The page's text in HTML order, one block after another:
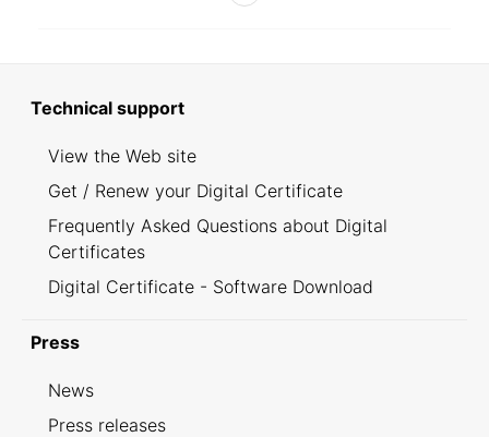
Technical support
View the Web site
Get / Renew your Digital Certificate
Frequently Asked Questions about Digital
Certificates
Digital Certificate - Software Download
Press
News
Press releases